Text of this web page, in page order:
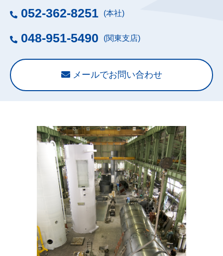
052-362-8251 (本社)
048-951-5490 (関東支店)
メールでお問い合わせ